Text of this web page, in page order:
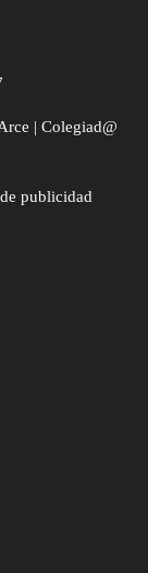
| Colegiad@
publicidad